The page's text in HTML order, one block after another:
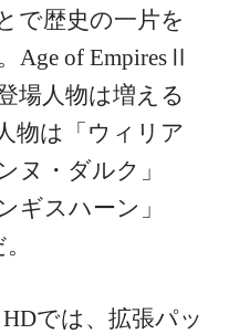
で歴史の一片を
Age of EmpiresⅡ
場人物は増える
物は「ウィリア
ヌ・ダルク」
ギスハーン」
では、拡張パッ